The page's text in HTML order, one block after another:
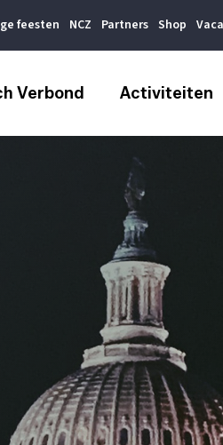
feesten NCZ Partners Shop
Verbond Activiteiten